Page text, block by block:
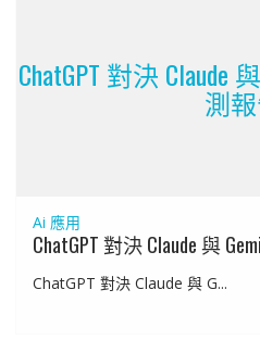
ChatGPT 對決 Claude
測
Ai 應用
ChatGPT 對決 Claude 與
ChatGPT 對決 Claude 與 G...